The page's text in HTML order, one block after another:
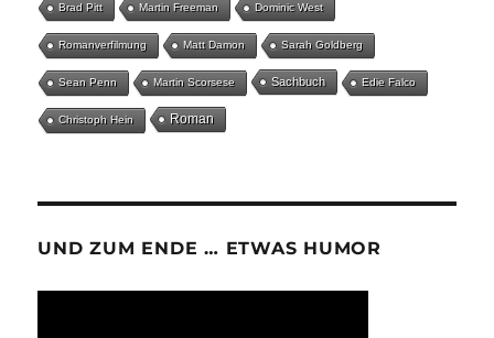
Brad Pitt Martin Freeman Dominic West
Romanverfilmung Matt Damon Sarah Goldberg
Sean Penn Martin Scorsese Sachbuch Edie Falco
Christoph Hein Roman
UND ZUM ENDE … ETWAS HUMOR